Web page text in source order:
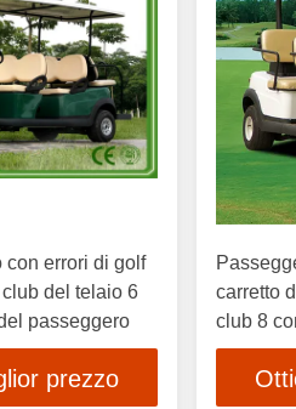
con errori di golf
del telaio 6
passeggero
prezzo
carretto
club 8